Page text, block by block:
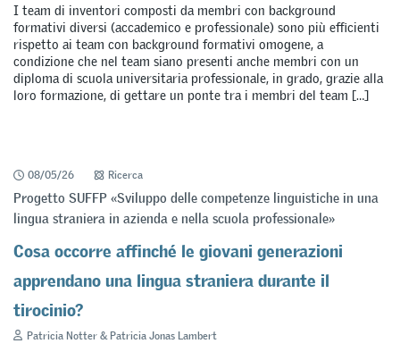
I team di inventori composti da membri con background
formativi diversi (accademico e professionale) sono più efficienti
rispetto ai team con background formativi omogene, a
condizione che nel team siano presenti anche membri con un
diploma di scuola universitaria professionale, in grado, grazie alla
loro formazione, di gettare un ponte tra i membri del team […]
08/05/26 Ricerca
Progetto SUFFP «Sviluppo delle competenze linguistiche in una
lingua straniera in azienda e nella scuola professionale»
Cosa occorre affinché le giovani generazioni
apprendano una lingua straniera durante il
tirocinio?
Patricia Notter & Patricia Jonas Lambert